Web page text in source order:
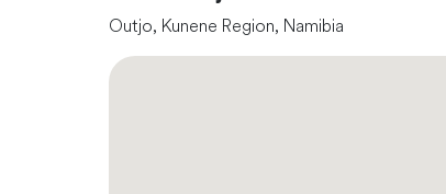
Outjo, Kunene Region, Namibia